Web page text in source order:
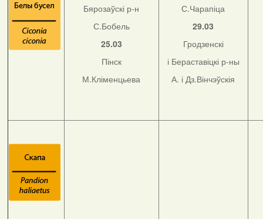
Бярозаўскі р-н
С.Бобель
25.03
Пінск
М.Кліменцьева
С.Чарапіца
29.03
Гродзенскі
і Бераставіцкі р-ны
А. і Дз.Вінчэўскія